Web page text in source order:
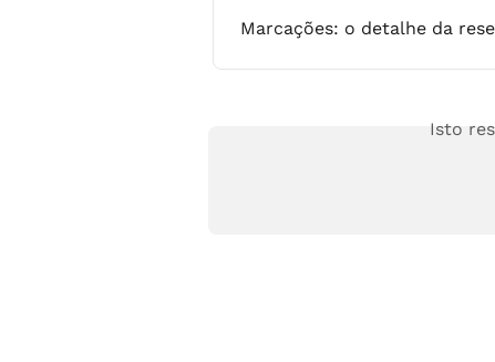
Marcações: o detalhe da
Isto